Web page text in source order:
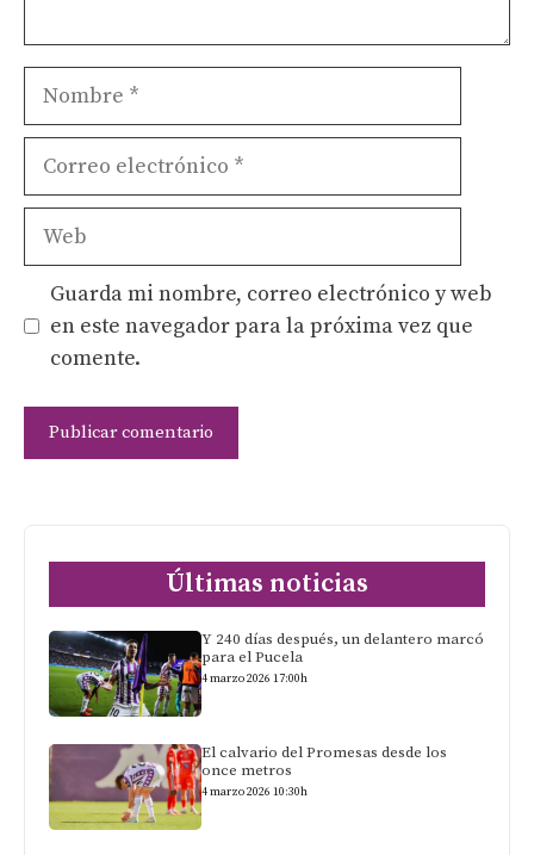
Nombre
Correo
Web
Guarda mi nombre, correo electrónico y web
en este navegador para la próxima vez que
comente.
Últimas noticias
Y 240 días después, un delantero marcó
para el Pucela
4 marzo 2026 17:00h
El calvario del Promesas desde los
once metros
4 marzo 2026 10:30h